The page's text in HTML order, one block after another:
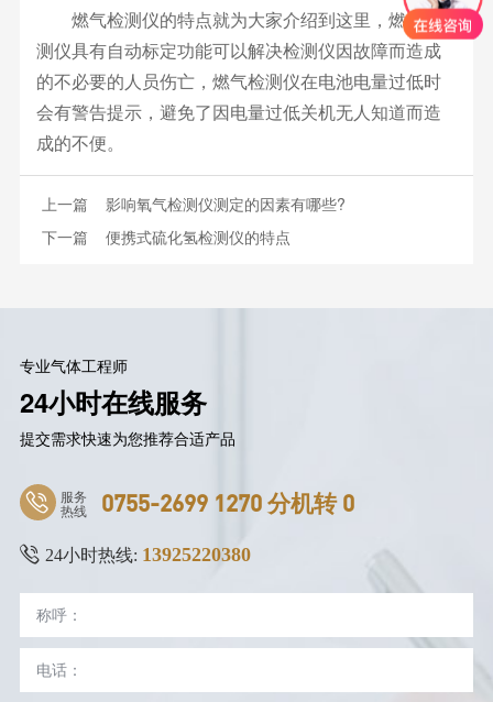
燃气检测仪的特点就为大家介绍到这里，燃气检
测仪具有自动标定功能可以解决检测仪因故障而造成
的不必要的人员伤亡，燃气检测仪在电池电量过低时
会有警告提示，避免了因电量过低关机无人知道而造
成的不便。
上一篇 影响氧气检测仪测定的因素有哪些?
下一篇 便携式硫化氢检测仪的特点
专业气体工程师
24小时在线服务
提交需求快速为您推荐合适产品
服务
热线 0755-2699 1270 分机转 0
24小时热线: 13925220380